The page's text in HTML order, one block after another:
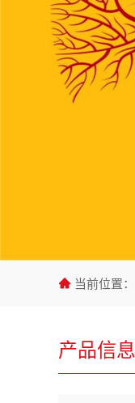
当前位置：
产品信息